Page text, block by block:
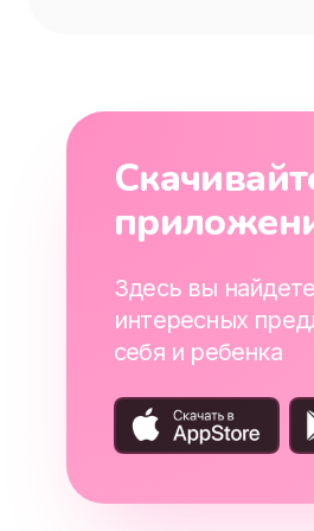
Здесь вы
интересных
себя и ребенка